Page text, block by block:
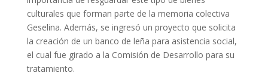
culturales que forman parte de la memoria colectiva
Geselina. Además, se ingresó un proyecto que solicita
la creación de un banco de leña para asistencia social,
el cual fue girado a la Comisión de Desarrollo para su
tratamiento.